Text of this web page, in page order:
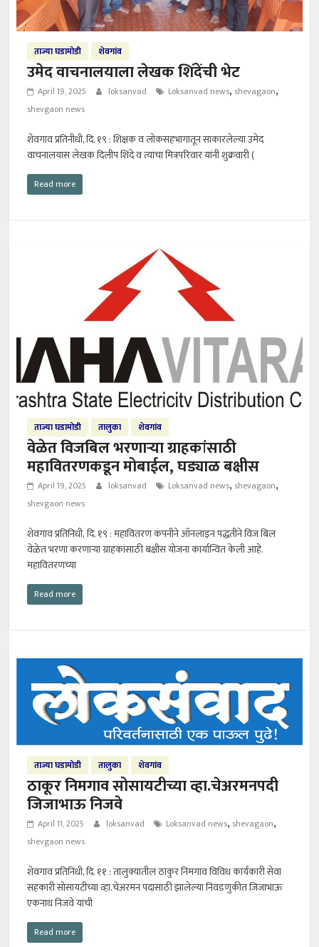
ताज्या घडामोडी शेवगांव
उमेद वाचनालयाला लेखक शिंदेंची भेट
April 19, 2025 loksanvad Loksanvad news, shevagaon,
shevgaon news
शेवगाव प्रतिनीधी, दि. १९ : शिक्षक व लोकसहभागातून साकारलेल्या उमेद
वाचनालयास लेखक दिलीप शिंदे व त्यांचा मित्रपरिवार यांनी शुक्रवारी (
Read more
ताज्या घडामोडी तालुका शेवगांव
वेळेत विजबिल भरणाऱ्या ग्राहकांसाठी
महावितरणकडून मोबाईल, घड्याळ बक्षीस
April 19, 2025 loksanvad Loksanvad news, shevagaon,
shevgaon news
शेवगाव प्रतिनिधी, दि. १९ : महावितरण कंपनीने ऑनलाइन पद्धतीने विज बिल
वेळेत भरणा करणाऱ्या ग्राहकांसाठी बक्षीस योजना कार्यान्वित केली आहे.
महावितरणच्या
Read more
ताज्या घडामोडी तालुका शेवगांव
ठाकूर निमगाव सोसायटीच्या व्हा.चेअरमनपदी
जिजाभाऊ निजवे
April 11, 2025 loksanvad Loksanvad news, shevagaon,
shevgaon news
शेवगाव प्रतिनिधी, दि. ११ : तालुक्यातील ठाकुर निमगाव विविध कार्यकारी सेवा
सहकारी सोसायटीच्या व्हा.चेअरमन पदासाठी झालेल्या निवडणुकीत जिजाभाऊ
एकनाथ निजवे यांची
Read more